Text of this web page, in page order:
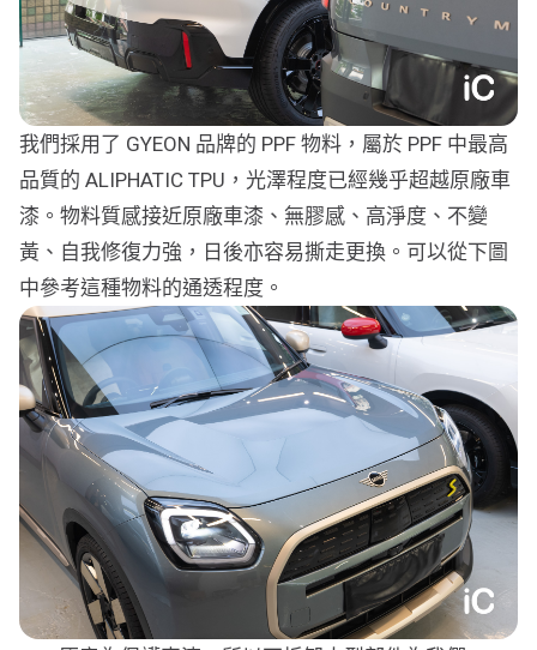
我們採用了 GYEON 品牌的 PPF 物料，屬於 PPF 中最高
品質的 ALIPHATIC TPU，光澤程度已經幾乎超越原廠車
漆。物料質感接近原廠車漆、無膠感、高淨度、不變
黃、自我修復力強，日後亦容易撕走更換。可以從下圖
中參考這種物料的通透程度。